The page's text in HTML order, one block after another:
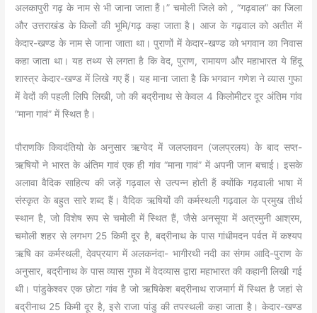
अलकापुरी गढ़ के नाम से भी जाना जाता हैं।” चमोली जिले को , “गढ़वाल” का जिला
और उत्तराखंड के किलों की भूमि/गढ़ कहा जाता है। आज के गढ़वाल को अतीत में
केदार-खण्ड के नाम से जाना जाता था। पुराणों में केदार-खण्ड को भगवान का निवास
कहा जाता था। यह तथ्य से लगता है कि वेद, पुराण, रामायण और महाभारत ये हिंदू
शास्त्र केदार-खण्ड में लिखे गए हैं। यह माना जाता है कि भगवान गणेश ने व्यास गुफा
में वेदों की पहली लिपि लिखी, जो की बद्रीनाथ से केवल 4 किलोमीटर दूर अंतिम गांव
“माना गावं” में स्थित है।
पौराणकि किवदंतियो के अनुसार ऋग्वेद में जलप्लावन (जलप्रलय) के बाद सप्त-
ऋषियों ने भारत के अंतिम गावं एक ही गांव “माना गावं” में अपनी जान बचाई। इसके
अलावा वैदिक साहित्य की जड़ें गढ़वाल से उत्पन्न होती हैं क्योंकि गढ़वाली भाषा में
संस्कृत के बहुत सारे शब्द हैं। वैदिक ऋषियों की कर्मस्थली गढ़वाल के प्रमुख तीर्थ
स्थान है, जो विशेष रूप से चमोली में स्थित हैं, जैसे अनसूया में अत्रमुनी आश्रम,
चमोली शहर से लगभग 25 किमी दूर है, बद्रीनाथ के पास गांधीमदन पर्वत में कश्यप
ऋषि का कर्मस्थली, देवप्रयाग में अलकनंदा- भागीरथी नदी का संगम आदि-पुराण के
अनुसार, बद्रीनाथ के पास व्यास गुफा में वेदव्यास द्वारा महाभारत की कहानी लिखी गई
थी। पांडुकेश्वर एक छोटा गांव है जो ऋषिकेश बद्रीनाथ राजमार्ग में स्थित है जहां से
बद्रीनाथ 25 किमी दूर है, इसे राजा पांडु की तपस्थली कहा जाता है। केदार-खण्ड